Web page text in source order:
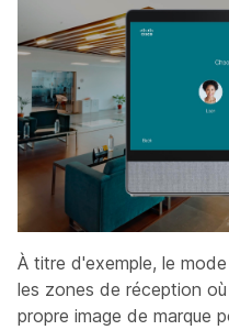
À titre d'exemple, le
les zones de réception
propre image de marque